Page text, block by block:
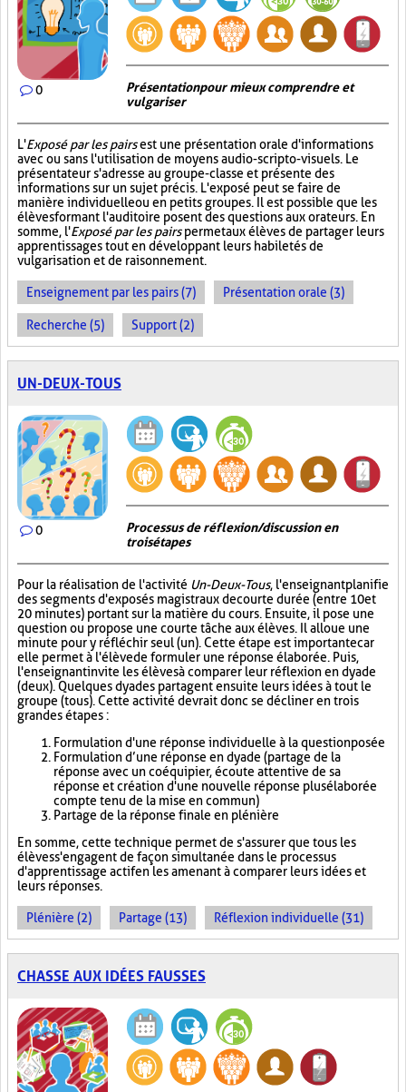
0
Présentation pour mieux comprendre et
vulgariser
L'Exposé par les pairsest une présentation orale d'informations
avec ou sans l'utilisation de moyens audio-scripto-visuels. Le
présentateur s'adresse au groupe-classe et présente des
informations sur un sujet précis. L'exposé peut se faire de
manière individuelle ou en petits groupes. Il est possible que les
élèves formant l'auditoire posent des questions aux orateurs. En
somme, l'Exposé par les pairspermet aux élèves de partager leurs
apprentissages tout en développant leurs habiletés de
vulgarisation et de raisonnement.
Enseignement par les pairs (7) Présentation orale (3)
Recherche (5) Support (2)
UN-DEUX-TOUS
0
Processus de réflexion/discussion en
trois étapes
Pour la réalisation de l'activité Un-Deux-Tous, l'enseignant planifie
des segments d'exposés magistraux de courte durée (entre 10 et
20 minutes) portant sur la matière du cours. Ensuite, il pose une
question ou propose une courte tâche aux élèves. Il alloue une
minute pour y réfléchir seul (un). Cette étape est importante car
elle permet à l'élève de formuler une réponse élaborée. Puis,
l'enseignant invite les élèves à comparer leur réflexion en dyade
(deux). Quelques dyades partagent ensuite leurs idées à tout le
groupe (tous). Cette activité devrait donc se décliner en trois
grandes étapes :
Formulation d'une réponse individuelle à la question posée
Formulation d’une réponse en dyade (partage de la
réponse avec un coéquipier, écoute attentive de sa
réponse et création d'une nouvelle réponse plus élaborée
compte tenu de la mise en commun)
Partage de la réponse finale en plénière
En somme, cette technique permet de s'assurer que tous les
élèves s'engagent de façon simultanée dans le processus
d'apprentissage actif en les amenant à comparer leurs idées et
leurs réponses.
Plénière (2) Partage (13) Réflexion individuelle (31)
CHASSE AUX IDÉES FAUSSES